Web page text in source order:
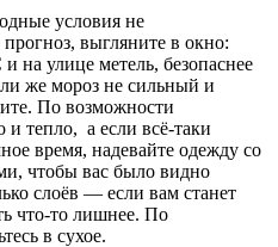
условия не
выгляните в окно:
на улице метель, безопаснее
же мороз не сильный и
По возможности
и тепло, а если всё-таки
время, надевайте одежду со
чтобы вас было видно
слоёв — если вам станет
что-то лишнее. По
в сухое.